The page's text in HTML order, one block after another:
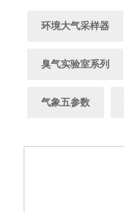
环境大气采样器
臭气实验室系列
气象五参数